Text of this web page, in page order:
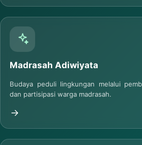
Madrasah Adiwiyata
Budaya peduli lingkungan melalui
dan partisipasi warga madrasah.